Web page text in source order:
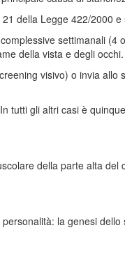
della Legge 422/2000 e
settimanali (4
della vista e degli occhi.
visivo) o invia allo
tutti gli altri casi è
della parte alta del
la genesi dello